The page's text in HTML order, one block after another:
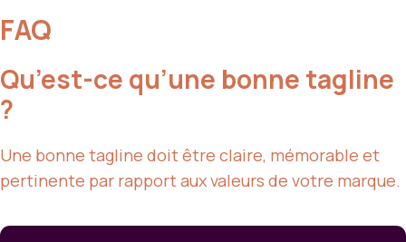
FAQ
Qu’est-ce qu’une bonne tagline
?
Une bonne tagline doit être claire, mémorable et
pertinente par rapport aux valeurs de votre marque.